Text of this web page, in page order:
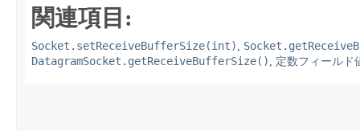
関連項目:
Socket.setReceiveBufferSize(int) ,
DatagramSocket.getReceiveBufferSize() , 定数フィールド